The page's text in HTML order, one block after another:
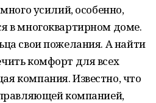
усилий, особенно,
в многоквартирном доме.
свои пожелания. А найти
комфорт для всех
компания. Известно, что
компанией,